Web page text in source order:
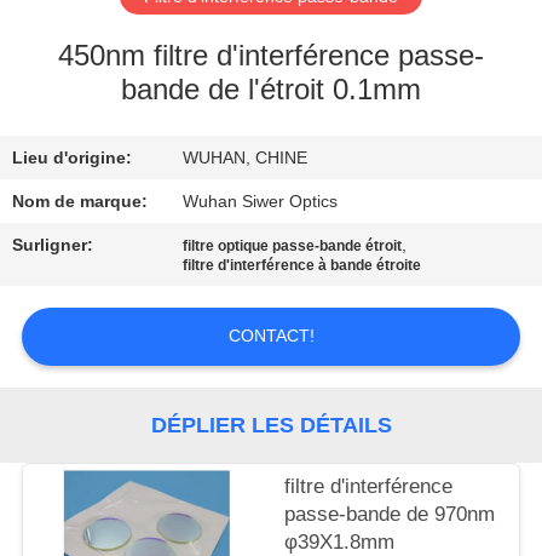
VISITE
D'USINE
CONTRÔLE
DE
QUALITÉ
CONTACTEZ-
NOUS
DEMANDEZ
UNE
CITATION
450nm filtre d'interférence passe-
bande de l'étroit 0.1mm
Lieu d'origine: WUHAN, CHINE
Nom de marque: Wuhan Siwer Optics
Surligner: filtre optique passe-bande étroit,
filtre d'interférence à bande étroite
CONTACT!
DÉPLIER LES DÉTAILS
filtre d'interférence
passe-bande de 970nm
φ39X1.8mm